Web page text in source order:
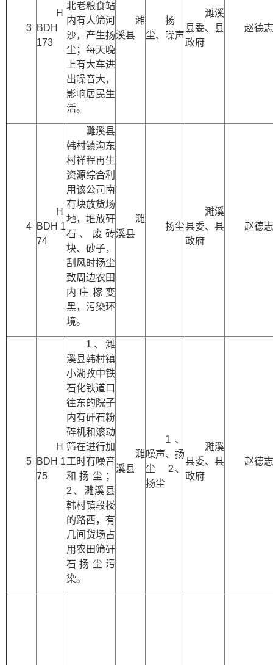
3
H
BDH
173
北老粮食站
内有人筛河
沙，产生扬
尘；每天晚
上有大车进
出噪音大，
影响居民生
活。
濉
溪县
扬
尘、噪声
濉溪
县委、县
政府
赵德
4
H
BDH 1
74
濉溪县
韩村镇沟东
村祥程再生
资源综合利
用该公司南
有块放货场
地，堆放矸
石、废砖
块、砂子，
刮风时扬尘
致周边农田
内庄稼变
黑，污染环
境。
濉
溪县
扬尘
濉溪
县委、县
政府
赵德
5
H
BDH 1
75
1、濉
溪县韩村镇
小湖孜中铁
石化铁道口
往东的院子
内有矸石粉
碎机和滚动
筛在进行加
工时有噪音
和扬尘；
2、濉溪县
韩村镇段楼
的路西，有
几间货场占
用农田筛矸
石扬尘污
染。
濉
溪县
1、
噪声、扬
尘 2、
扬尘
濉溪
县委、县
政府
赵德